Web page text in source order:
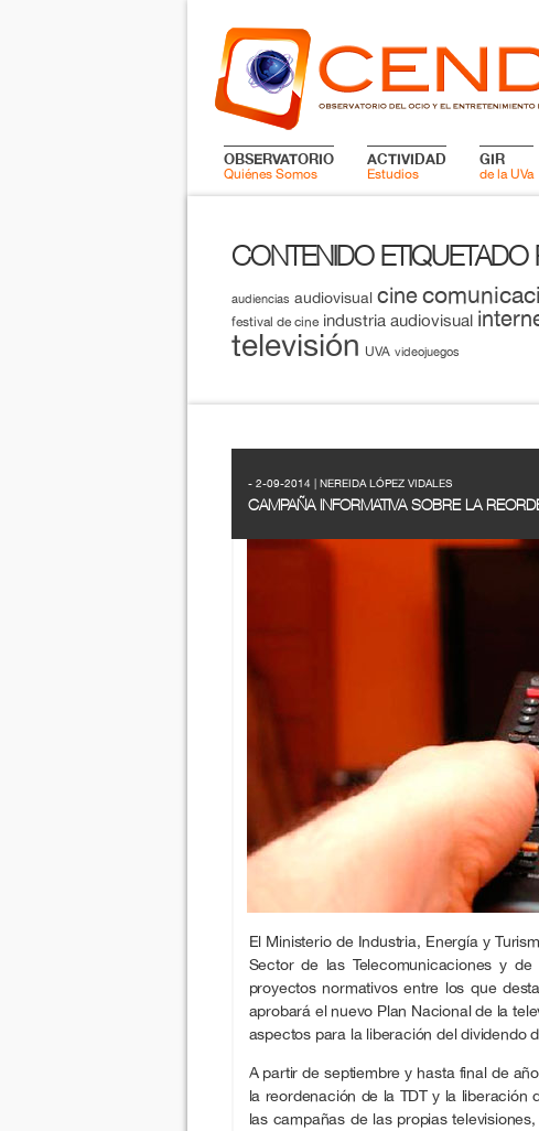
OBSERVATORIO
Quiénes Somos
ACTIVIDAD
Estudios
GIR
de la UVa
CONTENIDO ETIQUETADO
audiencias audiovisual cine
festival de cine industria audiovisual
televisión UVA videojuegos
- 2-09-2014 | NEREIDA LÓPEZ VIDALES
CAMPAÑA INFORMATIVA SOBRE LA
El Ministerio de Industria, Energía y
Sector de las Telecomunicaciones y
proyectos normativos entre los que
aprobará el nuevo Plan Nacional de la
aspectos para la liberación del dividendo
A partir de septiembre y hasta final de
la reordenación de la TDT y la liberación
las campañas de las propias